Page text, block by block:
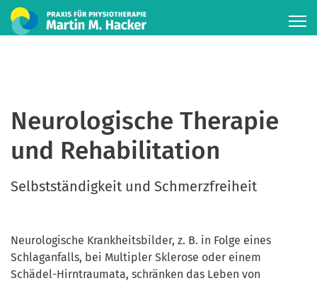
Neurologische Therapie
und Rehabilitation
Selbstständigkeit und Schmerzfreiheit
Neurologische Krankheitsbilder, z. B. in Folge eines
Schlaganfalls, bei Multipler Sklerose oder einem
Schädel-Hirntraumata, schränken das Leben von